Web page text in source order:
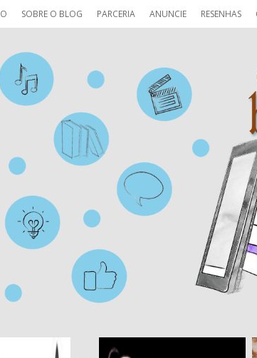
SOBRE O BLOG PARCERIA ANUNCIE RESENHAS